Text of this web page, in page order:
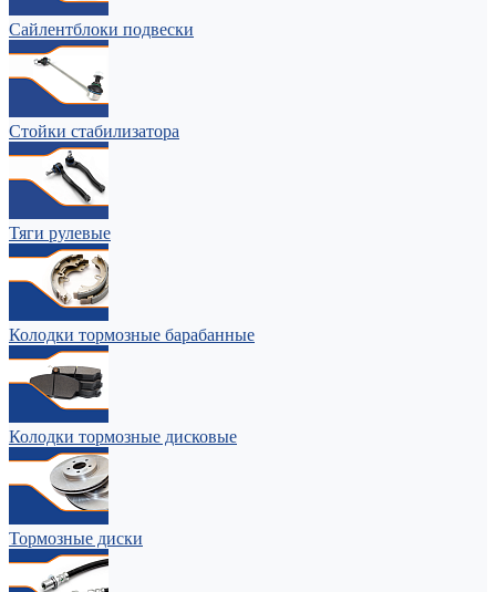
Сайлентблоки подвески
Стойки стабилизатора
Тяги рулевые
Колодки тормозные барабанные
Колодки тормозные дисковые
Тормозные диски